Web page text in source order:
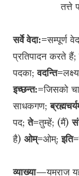
तत्ते
सर्वे वेदा:=सम्पूर्ण
प्रतिपादन करते हैं;
पदका;वदन्ति=
इच्छन्त:=जिसको
साधकगण;
पद;ते=तुम्हें; (मैं)
है)ओम्=ओम्;इति=
व्याख्या—यमराज